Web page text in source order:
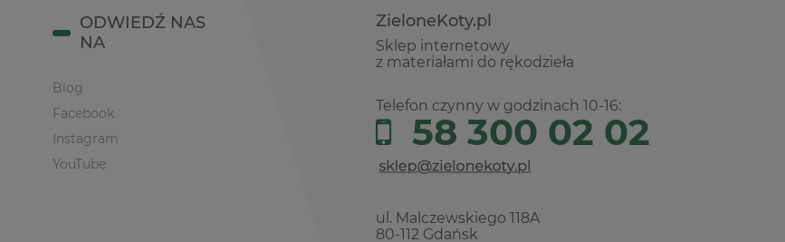
ZieloneKoty.pl
Sklep internetowy
z materiałami do rękodzieła
Telefon czynny w godzinach 10-16:
58 300 02 02
ul. Malczewskiego 118A
80-112 Gdańsk
ODWIEDŹ NAS
NA
Blog
Facebook
Instagram
YouTube